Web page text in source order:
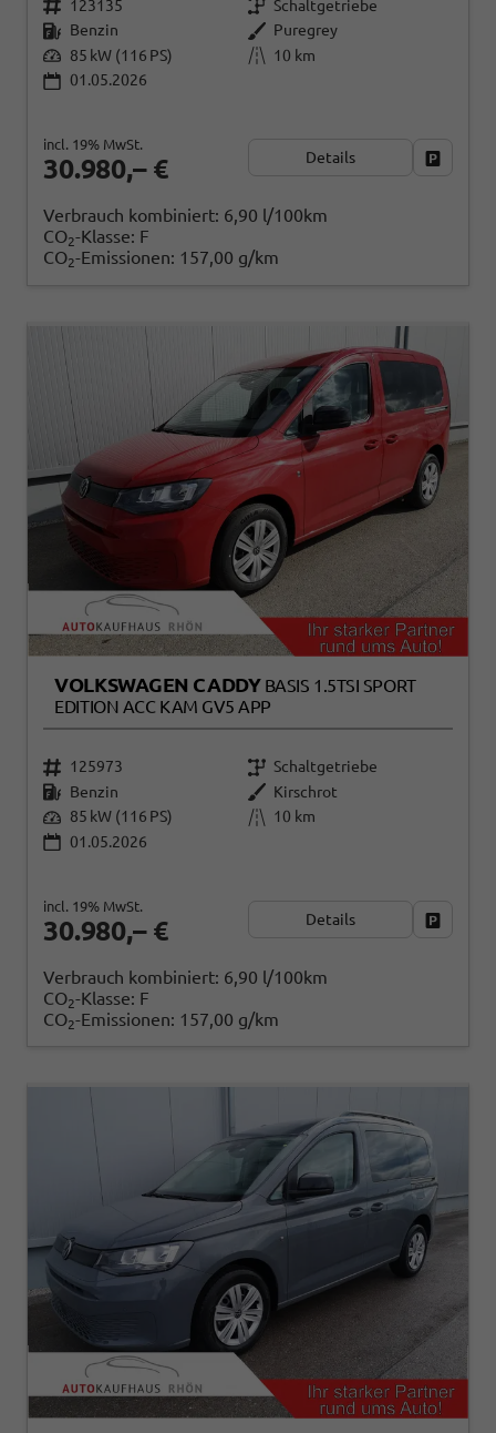
123135
Schaltgetriebe
Benzin
Puregrey
85 kW (116 PS)
10 km
01.05.2026
30.980,– €
incl. 19% MwSt.
Details
Verbrauch kombiniert: 6,90 l/100km
CO2-Klasse: F
CO2-Emissionen: 157,00 g/km
VOLKSWAGEN CADDY BASIS 1.5TSI SPORT
EDITION ACC KAM GV5 APP
125973
Schaltgetriebe
Benzin
Kirschrot
85 kW (116 PS)
10 km
01.05.2026
30.980,– €
incl. 19% MwSt.
Details
Verbrauch kombiniert: 6,90 l/100km
CO2-Klasse: F
CO2-Emissionen: 157,00 g/km